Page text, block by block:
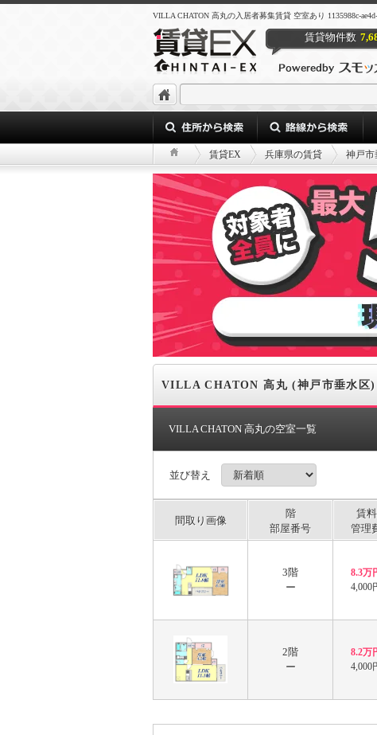
VILLA CHATON 高丸の入居者募集賃貸 空室あり 1135988c-ae4d-
賃貸物件数
賃貸EX 兵庫県の賃貸 神戸市
VILLA CHATON 高丸 (神戸市垂水区)
VILLA CHATON 高丸の空室一覧
並び替え
間取り画像
階
部屋番号
賃料
管理
3階
ー
8.3万
4,000
2階
ー
8.2万
4,000